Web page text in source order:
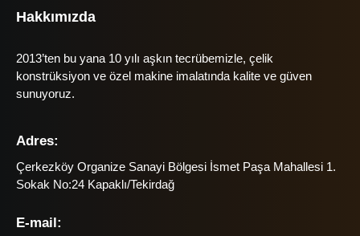
Hakkımızda
2013’ten bu yana 10 yılı aşkın tecrübemizle, çelik
konstrüksiyon ve özel makine imalatında kalite ve güven
sunuyoruz.
Adres:
Çerkezköy Organize Sanayi Bölgesi İsmet Paşa Mahallesi 1.
Sokak No:24 Kapaklı/Tekirdağ
E-mail: